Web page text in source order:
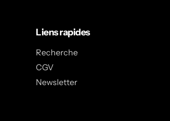
Liens rapides
Recherche
CGV
Newsletter